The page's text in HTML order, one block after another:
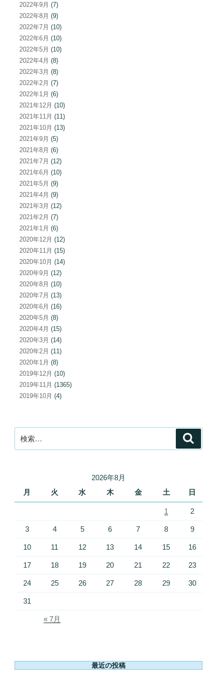
2022年9月 (7)
2022年8月 (9)
2022年7月 (10)
2022年6月 (10)
2022年5月 (10)
2022年4月 (8)
2022年3月 (8)
2022年2月 (7)
2022年1月 (6)
2021年12月 (10)
2021年11月 (11)
2021年10月 (13)
2021年9月 (5)
2021年8月 (6)
2021年7月 (12)
2021年6月 (10)
2021年5月 (9)
2021年4月 (9)
2021年3月 (12)
2021年2月 (7)
2021年1月 (6)
2020年12月 (12)
2020年11月 (15)
2020年10月 (14)
2020年9月 (12)
2020年8月 (10)
2020年7月 (13)
2020年6月 (16)
2020年5月 (8)
2020年4月 (15)
2020年3月 (14)
2020年2月 (11)
2020年1月 (8)
2019年12月 (10)
2019年11月 (1365)
2019年10月 (4)
索:
2026年8月
月
火 水 木 金 土 日
1 2
3 4 5 6 7 8 9
10 11 12 13 14 15 16
17 18 19 20 21 22 23
24 25 26 27 28 29 30
31
« 7月
最近の投稿